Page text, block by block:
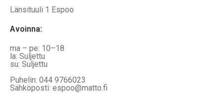
Länsituuli 1 Espoo
Avoinna:
ma – pe: 10–18
la: Suljettu
su: Suljettu
Puhelin: 044 9766023
Sähköposti: espoo@matto.fi